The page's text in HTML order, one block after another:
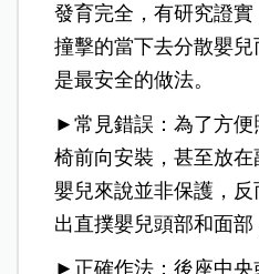
發育完全，有研究證
撞擊的當下去分散嬰兒
是最安全的做法。
►常見錯誤：為了方便
椅前向安裝，甚至放
嬰兒來說並非保護，
出直撲嬰兒頭部和面部
►正確作法：後座中央